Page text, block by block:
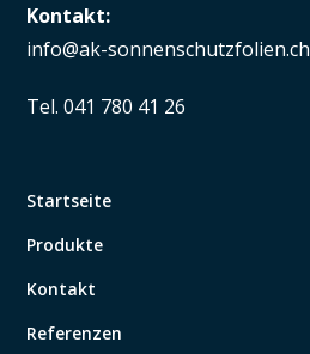
Kontakt:
info@ak-sonnenschutzfolien.ch
Tel. 041 780 41 26
Startseite
Produkte
Kontakt
Referenzen